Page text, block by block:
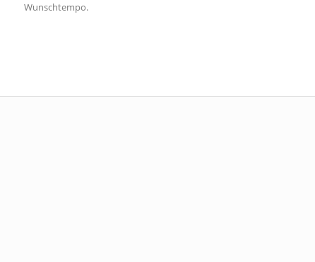
Wunschtempo.